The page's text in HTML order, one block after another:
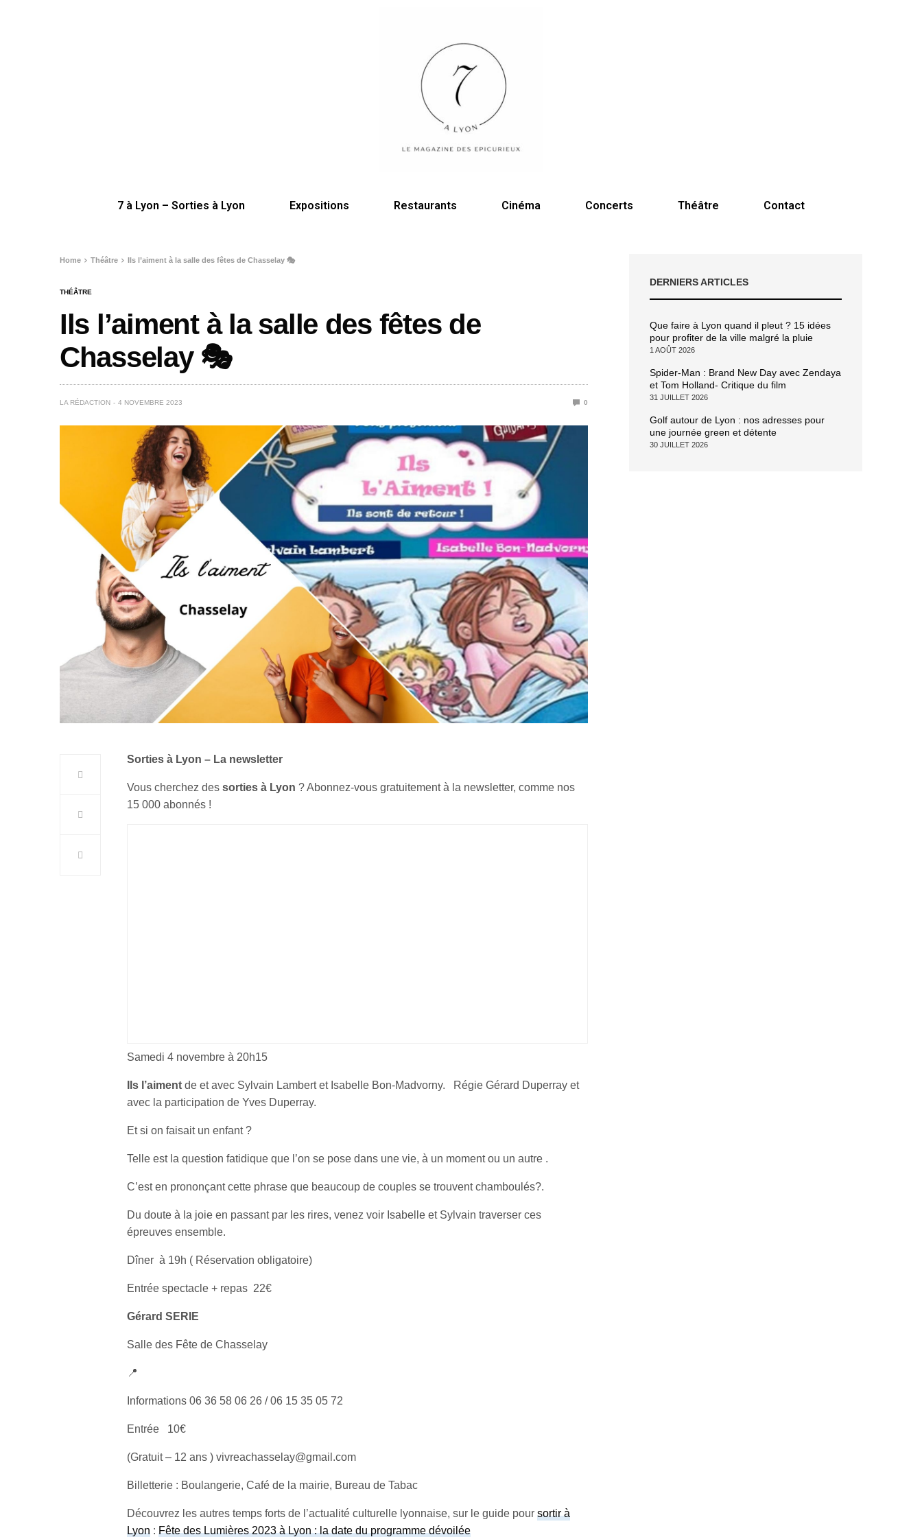
7 à Lyon – Sorties à Lyon Expositions Restaurants Cinéma Concerts Théâtre Contact
Home Théâtre Ils l’aiment à la salle des fêtes de Chasselay 🎭
THÉÂTRE
Ils l’aiment à la salle des fêtes de
Chasselay 🎭
LA RÉDACTION 4 NOVEMBRE 2023 0
Sorties à Lyon – La newsletter
Vous cherchez dessorties à Lyon ? Abonnez-vous gratuitement à la newsletter, comme nos
15 000 abonnés !
Samedi 4 novembre à 20h15
Ils l’aiment de et avec Sylvain Lambert et Isabelle Bon-Madvorny. Régie Gérard Duperray et
avec la participation de Yves Duperray.
Et si on faisait un enfant ?
Telle est la question fatidique que l’on se pose dans une vie, à un moment ou un autre .
C’est en prononçant cette phrase que beaucoup de couples se trouvent chamboulés?.
Du doute à la joie en passant par les rires, venez voir Isabelle et Sylvain traverser ces
épreuves ensemble.
Dîner à 19h ( Réservation obligatoire)
Entrée spectacle + repas 22€
Gérard SERIE
Salle des Fête de Chasselay
📍
Informations 06 36 58 06 26 / 06 15 35 05 72
Entrée 10€
(Gratuit – 12 ans ) vivreachasselay@gmail.com
Billetterie : Boulangerie, Café de la mairie, Bureau de Tabac
Découvrez les autres temps forts de l’actualité culturelle lyonnaise, sur le guide poursortir à
Lyon :Fête des Lumières 2023 à Lyon : la date du programme dévoilée
DERNIERS ARTICLES
Que faire à Lyon quand il pleut ? 15 idées
pour profiter de la ville malgré la pluie
1 AOÛT 2026
Spider-Man : Brand New Day avec Zendaya
et Tom Holland- Critique du film
31 JUILLET 2026
Golf autour de Lyon : nos adresses pour
une journée green et détente
30 JUILLET 2026